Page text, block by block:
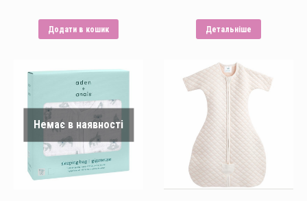
Додати в кошик Детальніше
Немає в наявності